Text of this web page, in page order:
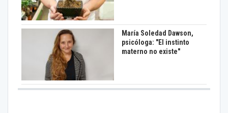
María Soledad Dawson,
psicóloga: "El instinto
materno no existe"